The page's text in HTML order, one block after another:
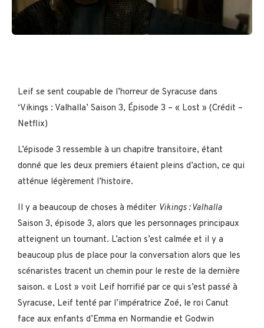
Leif se sent coupable de l’horreur de Syracuse dans
‘Vikings : Valhalla’ Saison 3, Épisode 3 – « Lost » (Crédit –
Netflix)
L’épisode 3 ressemble à un chapitre transitoire, étant
donné que les deux premiers étaient pleins d’action, ce qui
atténue légèrement l’histoire.
Il y a beaucoup de choses à méditer Vikings : Valhalla
Saison 3, épisode 3, alors que les personnages principaux
atteignent un tournant. L’action s’est calmée et il y a
beaucoup plus de place pour la conversation alors que les
scénaristes tracent un chemin pour le reste de la dernière
saison. « Lost » voit Leif horrifié par ce qui s’est passé à
Syracuse, Leif tenté par l’impératrice Zoé, le roi Canut
face aux enfants d’Emma en Normandie et Godwin